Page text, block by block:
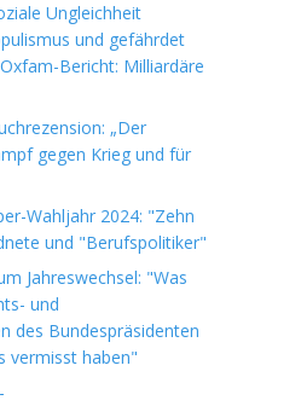
Ungleichheit
und gefährdet
Bericht: Milliardäre
„Der
gegen Krieg und für
Wahljahr 2024: "Zehn
und "Berufspolitiker"
Jahreswechsel: "Was
und
des Bundespräsidenten
vermisst haben"